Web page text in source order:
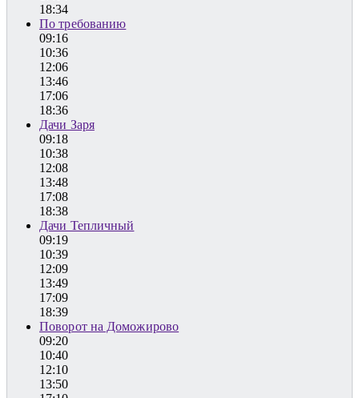
18:34
По требованию
09:16
10:36
12:06
13:46
17:06
18:36
Дачи Заря
09:18
10:38
12:08
13:48
17:08
18:38
Дачи Тепличный
09:19
10:39
12:09
13:49
17:09
18:39
Поворот на Доможирово
09:20
10:40
12:10
13:50